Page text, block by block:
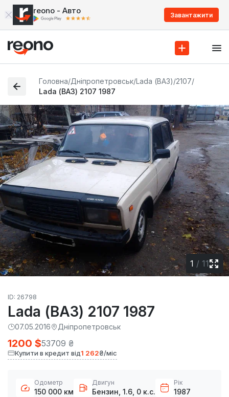
reono - Авто Завантажити
Головна/Дніпропетровськ/Lada (ВАЗ)/2107/
Lada (ВАЗ) 2107 1987
1 / 11
ID: 26798
Lada (ВАЗ) 2107 1987
07.05.2016 Дніпропетровськ
1200 $53709 ₴
Купити в кредит від1 262₴/міс
Одометр
150 000 км
Двигун
Бензин, 1.6, 0 к.с.
Рік
1987